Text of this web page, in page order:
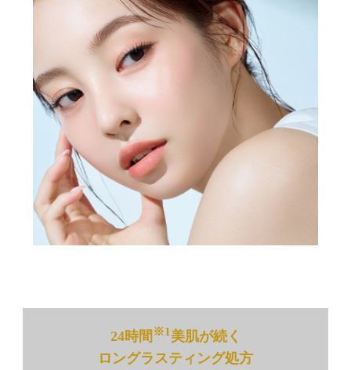
24時間※1美肌が続く
ロングラスティング処方